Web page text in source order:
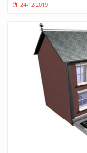
24-12-2019